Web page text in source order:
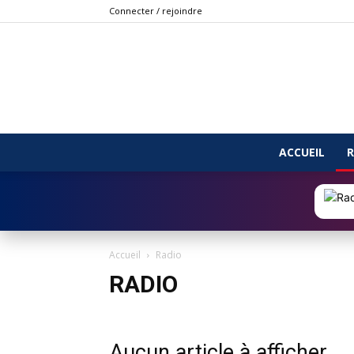
Connecter / rejoindre
ACCUEIL
Accueil Radio
RADIO